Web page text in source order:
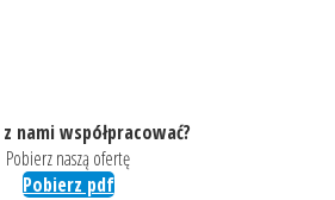
z nami współpracować?
Pobierz naszą ofertę
Pobierz pdf